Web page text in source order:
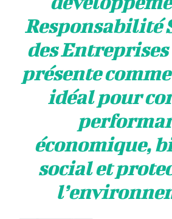
Responsabilité
des Entreprises
présente
idéal pour
économique,
social et